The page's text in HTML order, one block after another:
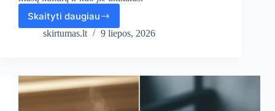
Skaityti daugiau
Kuo
skiriasi
Pasakos?
skirtumas.lt 9 liepos, 2026